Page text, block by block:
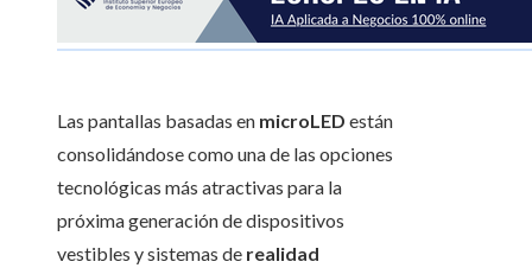
Las pantallas basadas en microLED están
consolidándose como una de las opciones
tecnológicas más atractivas para la
próxima generación de dispositivos
vestibles y sistemas de realidad